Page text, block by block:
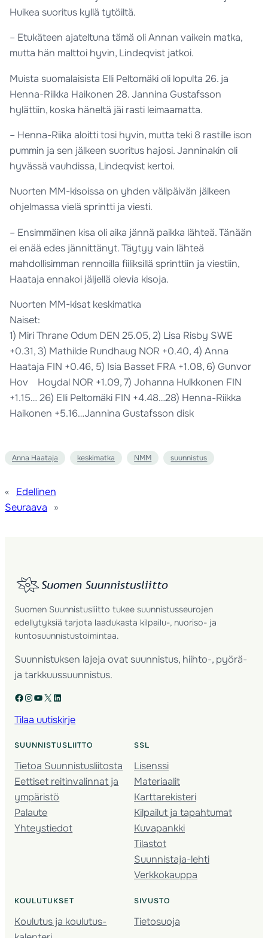
Huikea suoritus kyllä tytöiltä.
– Etukäteen ajateltuna tämä oli Annan vaikein matka,
mutta hän malttoi hyvin, Lindeqvist jatkoi.
Muista suomalaisista Elli Peltomäki oli lopulta 26. ja
Henna-Riikka Haikonen 28. Jannina Gustafsson
hylättiin, koska häneltä jäi rasti leimaamatta.
– Henna-Riika aloitti tosi hyvin, mutta teki 8 rastille ison
pummin ja sen jälkeen suoritus hajosi. Janninakin oli
hyvässä vauhdissa, Lindeqvist kertoi.
Nuorten MM-kisoissa on yhden välipäivän jälkeen
ohjelmassa vielä sprintti ja viesti.
– Ensimmäinen kisa oli aika jännä paikka lähteä. Tänään
ei enää edes jännittänyt. Täytyy vain lähteä
mahdollisimman rennoilla fiiliksillä sprinttiin ja viestiin,
Haataja ennakoi jäljellä olevia kisoja.
Nuorten MM-kisat keskimatka
Naiset:
1) Miri Thrane Odum DEN 25.05, 2) Lisa Risby SWE
+0.31, 3) Mathilde Rundhaug NOR +0.40, 4) Anna
Haataja FIN +0.46, 5) Isia Basset FRA +1.08, 6) Gunvor
Hov Hoydal NOR +1.09, 7) Johanna Hulkkonen FIN
+1.15… 26) Elli Peltomäki FIN +4.48…28) Henna-Riikka
Haikonen +5.16…Jannina Gustafsson disk
Anna Haataja keskimatka NMM suunnistus
«
Edellinen
Seuraava
»
Suomen Suunnistusliitto tukee suunnistusseurojen
edellytyksiä tarjota laadukasta kilpailu-, nuoriso- ja
kuntosuunnistustoimintaa.
Suunnistuksen lajeja ovat suunnistus, hiihto-, pyörä-
ja tarkkuussuunnistus.
Facebook Instagram YouTube X LinkedIn
Tilaa uutiskirje
SUUNNISTUSLIITTO
Tietoa Suunnistusliitosta
Eettiset reitinvalinnat ja
ympäristö
Palaute
Yhteystiedot
SSL
Lisenssi
Materiaalit
Karttarekisteri
Kilpailut ja tapahtumat
Kuvapankki
Tilastot
Suunnistaja-lehti
Verkkokauppa
KOULUTUKSET
Koulutus ja koulutus­
SIVUSTO
Tietosuoja